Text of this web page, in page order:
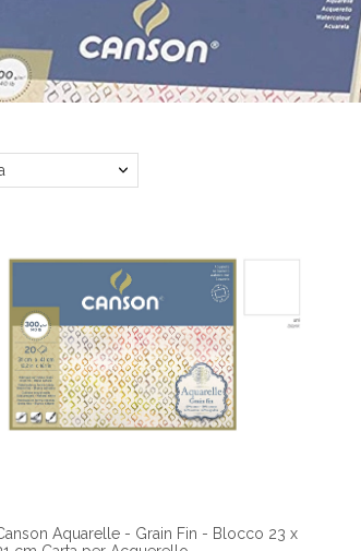
Aquarelle - Grain Fin - Blocco 23 x